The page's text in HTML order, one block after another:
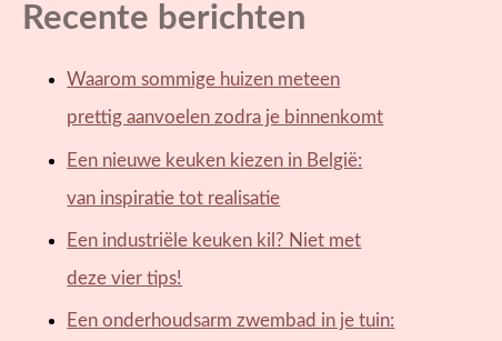
Recente berichten
Waarom sommige huizen meteen
prettig aanvoelen zodra je binnenkomt
Een nieuwe keuken kiezen in België:
van inspiratie tot realisatie
Een industriële keuken kil? Niet met
deze vier tips!
Een onderhoudsarm zwembad in je tuin: